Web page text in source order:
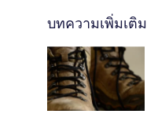
บทความเพิ่มเติม